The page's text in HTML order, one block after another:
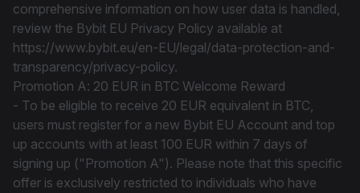
comprehensive information on how user data is handled,
review the Bybit EU Privacy Policy available at
https://www.bybit.eu/en-EU/legal/data-protection-and-
transparency/privacy-policy.
Promotion A: 20 EUR in BTC Welcome Reward
- To be eligible to receive 20 EUR equivalent in BTC,
users must register for a new Bybit EU Account and top
up accounts with at least 100 EUR within 7 days of
signing up ("Promotion A"). Please note that this specific
offer is exclusively restricted to individuals who have